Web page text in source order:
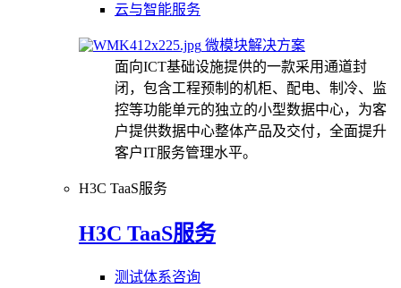
云与智能服务
微模块解决方案
面向ICT基础设施提供的一款采用通道封
闭，包含工程预制的机柜、配电、制冷、监
控等功能单元的独立的小型数据中心，为客
户提供数据中心整体产品及交付，全面提升
客户IT服务管理水平。
H3C TaaS服务
H3C TaaS服务
测试体系咨询